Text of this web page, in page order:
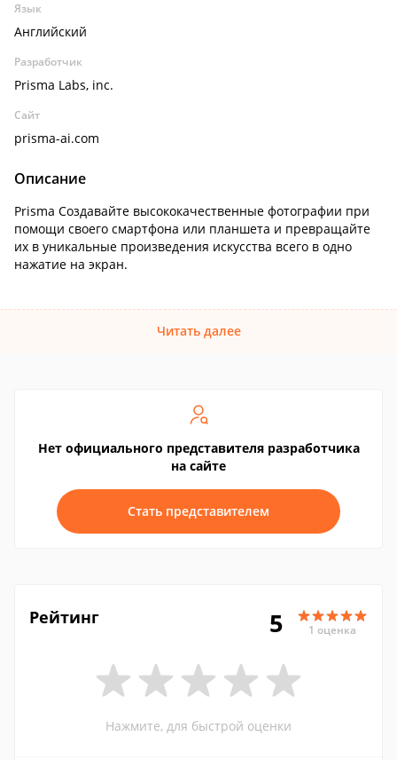
Язык
Английский
Разработчик
Prisma Labs, inc.
Сайт
prisma-ai.com
Описание
Prisma Создавайте высококачественные фотографии при
помощи своего смартфона или планшета и превращайте
их в уникальные произведения искусства всего в одно
нажатие на экран.
Читать далее
Нет официального представителя разработчика
на сайте
Стать представителем
Рейтинг 5 1 оценка
Нажмите, для быстрой оценки